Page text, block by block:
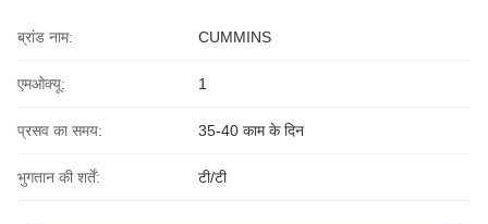
ब्रांड नाम: CUMMINS
एमओक्यू: 1
प्रसव का समय: 35-40 काम के दिन
भुगतान की शर्तें: टी/टी